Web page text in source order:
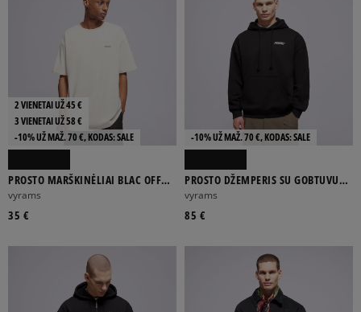
2 VIENETAI UŽ 45 €
3 VIENETAI UŽ 58 €
-10% UŽ MAŽ. 70 €, KODAS: SALE
PROSTO MARŠKINĖLIAI BLAC OFF
WHITE
vyrams
35 €
-10% UŽ MAŽ. 70 €, KODAS: SALE
PROSTO DŽEMPERIS SU GOBTUVU
HOODIE WEAR THE STREET BLACK
vyrams
85 €